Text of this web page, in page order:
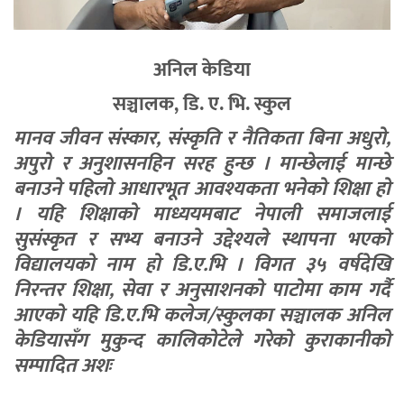
अनिल केडिया
सञ्चालक, डि. ए. भि. स्कुल
मानव जीवन संस्कार, संस्कृति र नैतिकता बिना अधुरो,
अपुरो र अनुशासनहिन सरह हुन्छ । मान्छेलाई मान्छे
बनाउने पहिलो आधारभूत आवश्यकता भनेको शिक्षा हो
। यहि शिक्षाको माध्ययमबाट नेपाली समाजलाई
सुसंस्कृत र सभ्य बनाउने उद्देश्यले स्थापना भएको
विद्यालयको नाम हो डि.ए.भि । विगत ३५ वर्षदेखि
निरन्तर शिक्षा, सेवा र अनुसाशनको पाटोमा काम गर्दै
आएको यहि डि.ए.भि कलेज/स्कुलका सञ्चालक अनिल
केडियासँग मुकुन्द कालिकोटेले गरेको कुराकानीको
सम्पादित अशः